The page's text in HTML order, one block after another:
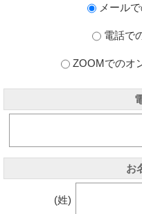
メール
電話で
ZOOMでのオ
お
(姓)